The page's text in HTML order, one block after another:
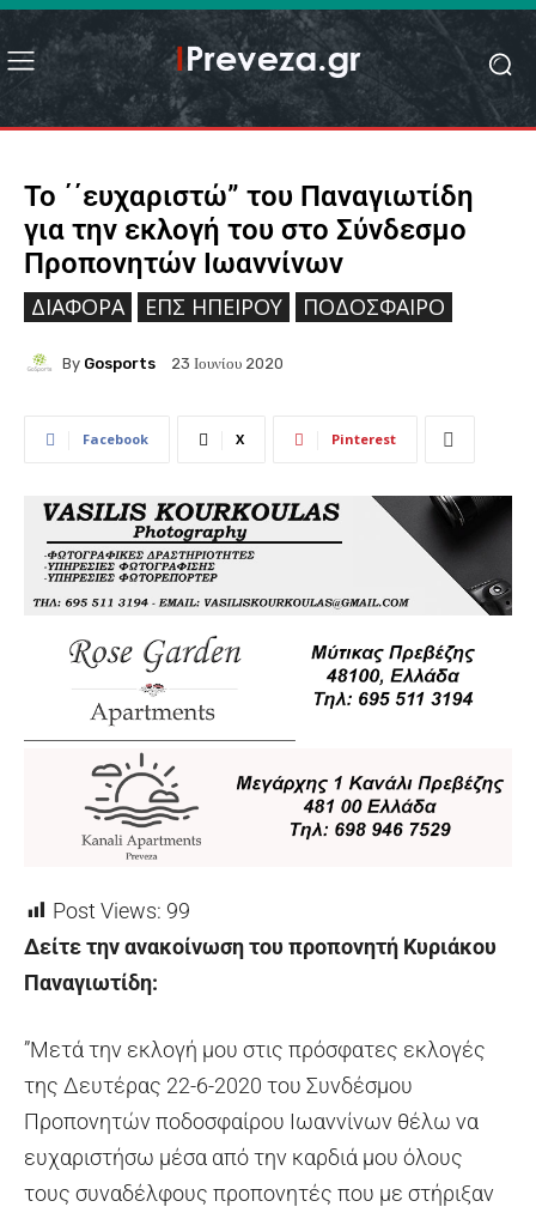
Το ΄΄ευχαριστώ” του Παναγιωτίδη
για την εκλογή του στο Σύνδεσμο
Προπονητών Ιωαννίνων
ΔΙΆΦΟΡΑ ΕΠΣ ΗΠΕΊΡΟΥ ΠΟΔΌΣΦΑΙΡΟ
By Gosports 23 Ιουνίου 2020
Facebook X Pinterest
Post Views: 99
Δείτε την ανακοίνωση του προπονητή Κυριάκου
Παναγιωτίδη:
”Μετά την εκλογή μου στις πρόσφατες εκλογές
της Δευτέρας 22-6-2020 του Συνδέσμου
Προπονητών ποδοσφαίρου Ιωαννίνων θέλω να
ευχαριστήσω μέσα από την καρδιά μου όλους
τους συναδέλφους προπονητές που με στήριξαν